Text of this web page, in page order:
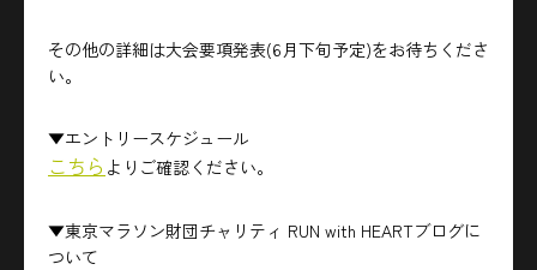
その他の詳細は大会要項発表(6月下旬予定)をお待ちくださ
い。
▼エントリースケジュール
こちら よりご確認ください。
▼東京マラソン財団チャリティ RUN with HEARTブログに
ついて